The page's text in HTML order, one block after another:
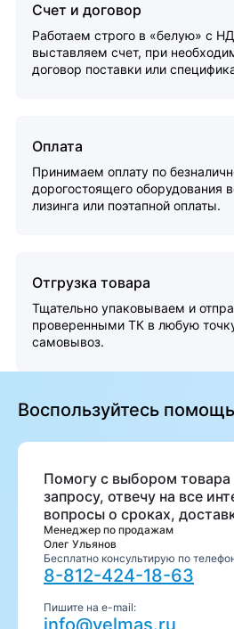
Счет и договор
Работаем строго в «белую» с
выставляем счет, при
договор поставки или
Оплата
Принимаем оплату по
дорогостоящего оборудования
лизинга или поэтапной оплаты.
Отгрузка товара
Тщательно упаковываем и
проверенными ТК в любую
самовывоз.
Воспользуйтесь
Помогу с выбором
запросу, отвечу на все
вопросы о сроках,
Менеджер по продажам
Олег Ульянов
Бесплатно консультирую по
8-812-424-18-63
Пишите на e-mail:
info@velmas.ru